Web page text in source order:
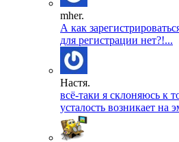
mher.
А как
для регистрации нет?!...
Настя.
всё-таки я склоняюсь к
усталость возникает на